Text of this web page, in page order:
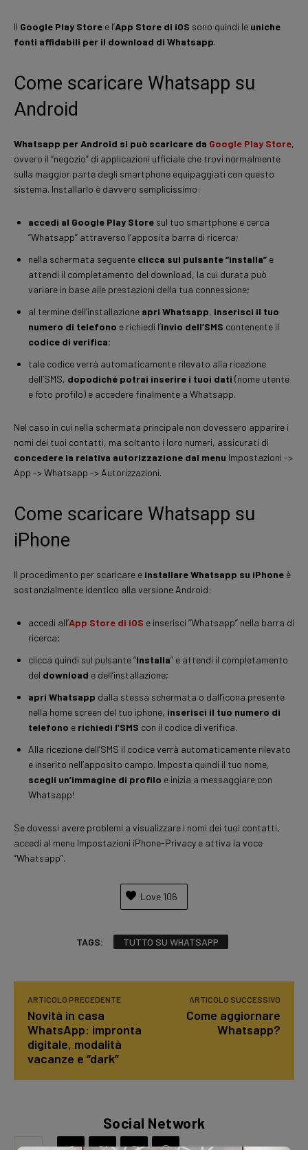
Social Network
Il Google Play Store e l’App Store di iOS sono quindi le uniche
fonti affidabili per il download di Whatsapp.
Come scaricare Whatsapp su
Android
Whatsapp per Android si può scaricare da Google Play Store,
ovvero il “negozio” di applicazioni ufficiale che trovi normalmente
sulla maggior parte degli smartphone equipaggiati con questo
sistema. Installarlo è davvero semplicissimo:
accedi al Google Play Store sul tuo smartphone e cerca
“Whatsapp” attraverso l’apposita barra di ricerca;
nella schermata seguente clicca sul pulsante “installa” e
attendi il completamento del download, la cui durata può
variare in base alle prestazioni della tua connessione;
al termine dell’installazione apri Whatsapp, inserisci il tuo
numero di telefono e richiedi l’invio dell’SMS contenente il
codice di verifica;
tale codice verrà automaticamente rilevato alla ricezione
dell’SMS, dopodiché potrai inserire i tuoi dati (nome utente
e foto profilo) e accedere finalmente a Whatsapp.
Nel caso in cui nella schermata principale non dovessero apparire i
nomi dei tuoi contatti, ma soltanto i loro numeri, assicurati di
concedere la relativa autorizzazione dal menu Impostazioni ->
App -> Whatsapp -> Autorizzazioni.
Come scaricare Whatsapp su
iPhone
Il procedimento per scaricare e installare Whatsapp su iPhone è
sostanzialmente identico alla versione Android:
accedi all’App Store di iOS e inserisci “Whatsapp” nella barra di
ricerca;
clicca quindi sul pulsante “Installa” e attendi il completamento
del download e dell’installazione;
apri Whatsapp dalla stessa schermata o dall’icona presente
nella home screen del tuo iphone, inserisci il tuo numero di
telefono e richiedi l’SMS con il codice di verifica.
Alla ricezione dell’SMS il codice verrà automaticamente rilevato
e inserito nell’apposito campo. Imposta quindi il tuo nome,
scegli un’immagine di profilo e inizia a messaggiare con
Whatsapp!
Se dovessi avere problemi a visualizzare i nomi dei tuoi contatti,
accedi al menu Impostazioni iPhone-Privacy e attiva la voce
“Whatsapp”.
Love 106
TAGS: TUTTO SU WHATSAPP
ARTICOLO PRECEDENTE
Novità in casa
WhatsApp: impronta
digitale, modalità
vacanze e “dark”
ARTICOLO SUCCESSIVO
Come aggiornare
Whatsapp?